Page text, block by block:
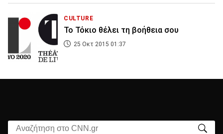
CULTURE
Το Τόκιο θέλει τη βοήθεια σου
25 Οκτ 2015 01:37
Αναζήτηση στο CNN.gr